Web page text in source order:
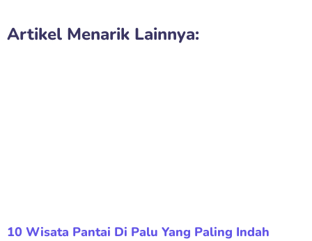
Artikel Menarik Lainnya:
10 Wisata Pantai Di Palu Yang Paling Indah